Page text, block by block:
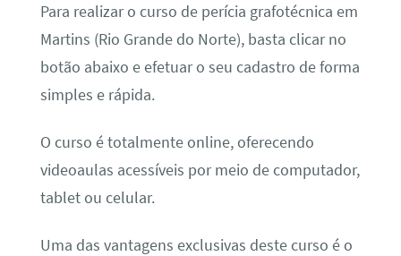
Para realizar o curso de perícia grafotécnica em
Martins (Rio Grande do Norte), basta clicar no
botão abaixo e efetuar o seu cadastro de forma
simples e rápida.
O curso é totalmente online, oferecendo
videoaulas acessíveis por meio de computador,
tablet ou celular.
Uma das vantagens exclusivas deste curso é o